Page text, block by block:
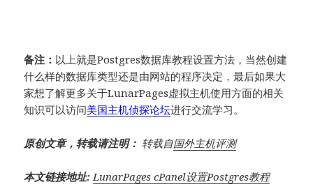
备注： 以上就是Postgres数据库教程设置方法，当然创建
什么样的数据库类型还是由网站的程序决定，最后如果大
家想了解更多关于LunarPages虚拟主机使用方面的相关
知识可以访问美国主机侦探论坛进行交流学习。
原创文章，转载请注明： 转载自国外主机评测
本文链接地址: LunarPages cPanel设置Postgres教程